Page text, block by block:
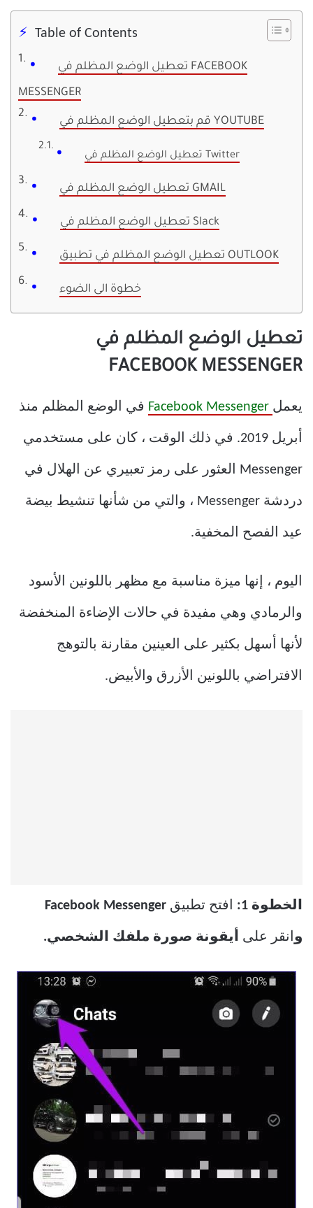
Table of Contents
تعطيل الوضع المظلم في FACEBOOK
MESSENGER
قم بتعطيل الوضع المظلم في YOUTUBE
تعطيل الوضع المظلم في Twitter
تعطيل الوضع المظلم في GMAIL
تعطيل الوضع المظلم في Slack
تعطيل الوضع المظلم في تطبيق OUTLOOK
خطوة الى الضوء
تعطيل الوضع المظلم في
FACEBOOK MESSENGER
يعمل في الوضع المظلم منذ
أبريل 2019. في ذلك الوقت ، كان على مستخدمي
Messenger العثور على رمز تعبيري عن الهلال في
دردشة Messenger ، والتي من شأنها تنشيط بيضة
عيد الفصح المخفية.
اليوم ، إنها ميزة مناسبة مع مظهر باللونين الأسود
والرمادي وهي مفيدة في حالات الإضاءة المنخفضة
لأنها أسهل بكثير على العينين مقارنة بالتوهج
الافتراضي باللونين الأزرق والأبيض.
الخطوة 1: افتح تطبيق Facebook Messenger
و انقر على أيقونة صورة ملفك الشخصي.